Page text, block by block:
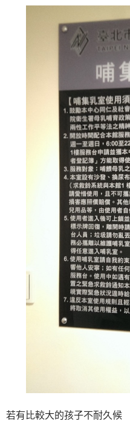
若有比較大的孩子不耐久候